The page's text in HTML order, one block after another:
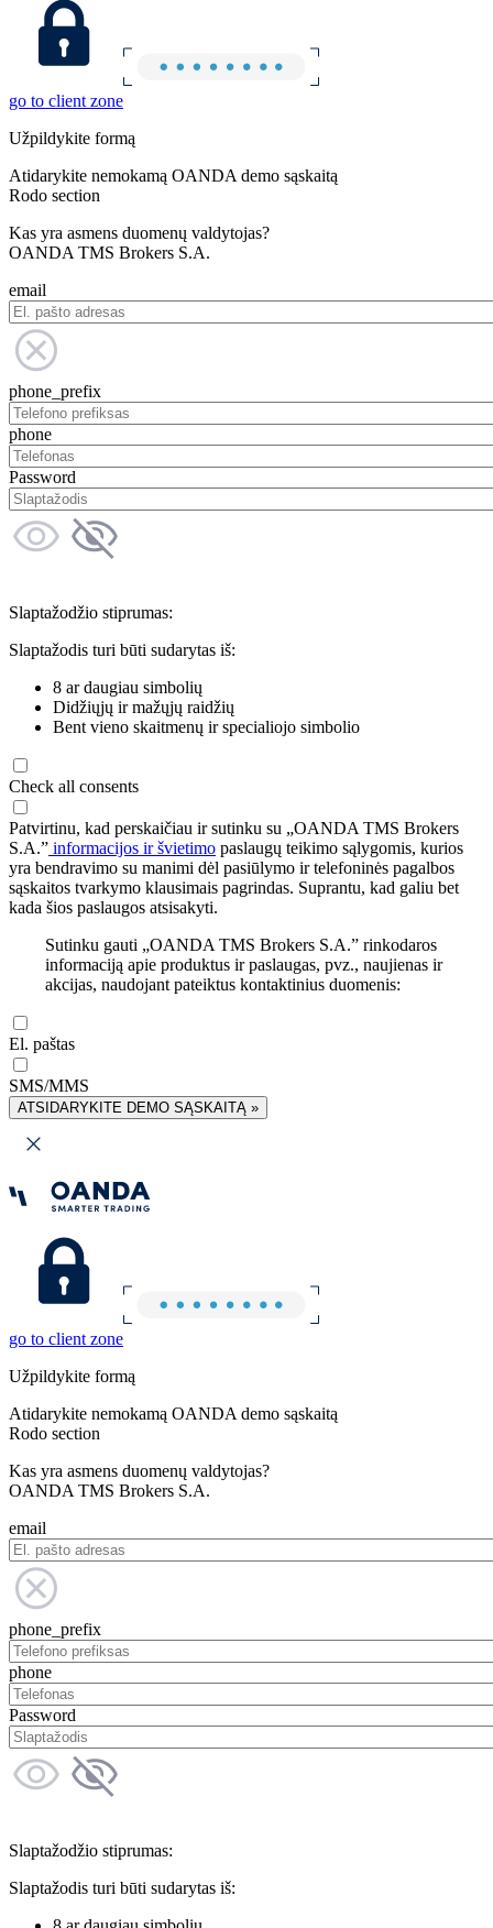
go to client zone
Užpildykite formą
Atidarykite nemokamą OANDA demo sąskaitą
Rodo section
Kas yra asmens duomenų valdytojas?
OANDA TMS Brokers S.A.
email
phone_prefix
phone
Password
Slaptažodžio stiprumas:
Slaptažodis turi būti sudarytas iš:
8 ar daugiau simbolių
Didžiųjų ir mažųjų raidžių
Bent vieno skaitmenų ir specialiojo simbolio
Check all consents
Patvirtinu, kad perskaičiau ir sutinku su „OANDA TMS Brokers
S.A.” informacijos ir švietimo paslaugų teikimo sąlygomis, kurios
yra bendravimo su manimi dėl pasiūlymo ir telefoninės pagalbos
sąskaitos tvarkymo klausimais pagrindas. Suprantu, kad galiu bet
kada šios paslaugos atsisakyti.
Sutinku gauti „OANDA TMS Brokers S.A.” rinkodaros
informaciją apie produktus ir paslaugas, pvz., naujienas ir
akcijas, naudojant pateiktus kontaktinius duomenis:
El. paštas
SMS/MMS
ATSIDARYKITE DEMO SĄSKAITĄ »
go to client zone
Užpildykite formą
Atidarykite nemokamą OANDA demo sąskaitą
Rodo section
Kas yra asmens duomenų valdytojas?
OANDA TMS Brokers S.A.
email
phone_prefix
phone
Password
Slaptažodžio stiprumas:
Slaptažodis turi būti sudarytas iš: